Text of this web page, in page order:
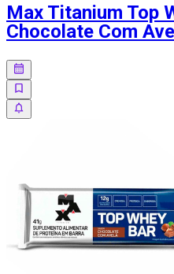
Max Titanium Top
Chocolate Com